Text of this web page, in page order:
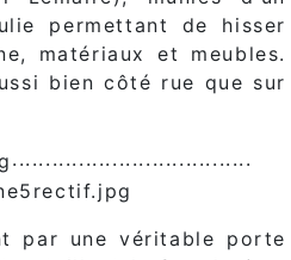
permettant de hisser
matériaux et meubles.
bien côté rue que sur
....................................
par une véritable porte